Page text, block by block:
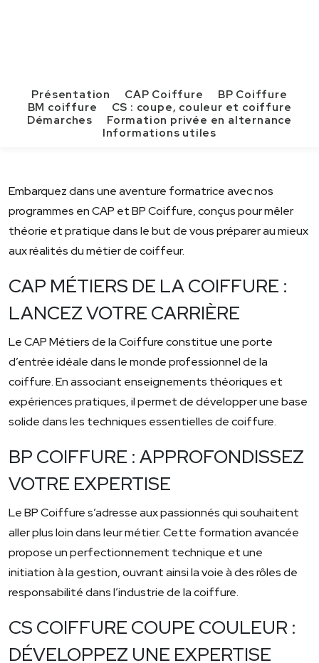
Présentation CAP Coiffure
BP Coiffure
BM coiffure
CS : coupe, couleur et coiffure
Démarches
Formation privée en alternance
Informations utiles
Embarquez dans une aventure formatrice avec nos
programmes en CAP et BP Coiffure, conçus pour mêler
théorie et pratique dans le but de vous préparer au mieux
aux réalités du métier de coiffeur.
CAP MÉTIERS DE LA COIFFURE :
LANCEZ VOTRE CARRIÈRE
Le CAP Métiers de la Coiffure constitue une porte
d’entrée idéale dans le monde professionnel de la
coiffure. En associant enseignements théoriques et
expériences pratiques, il permet de développer une base
solide dans les techniques essentielles de coiffure.
BP COIFFURE : APPROFONDISSEZ
VOTRE EXPERTISE
Le BP Coiffure s’adresse aux passionnés qui souhaitent
aller plus loin dans leur métier. Cette formation avancée
propose un perfectionnement technique et une
initiation à la gestion, ouvrant ainsi la voie à des rôles de
responsabilité dans l’industrie de la coiffure.
CS COIFFURE COUPE COULEUR :
DÉVELOPPEZ UNE EXPERTISE